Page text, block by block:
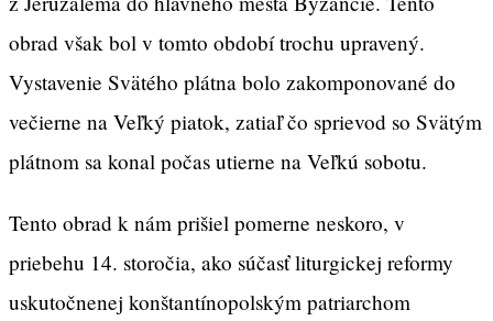
obrad však bol v tomto období trochu upravený.
Vystavenie Svätého plátna bolo zakomponované do
večierne na Veľký piatok, zatiaľ čo sprievod so Svätým
plátnom sa konal počas utierne na Veľkú sobotu.
Tento obrad k nám prišiel pomerne neskoro, v
priebehu 14. storočia, ako súčasť liturgickej reformy
uskutočnenej konštantínopolským patriarchom